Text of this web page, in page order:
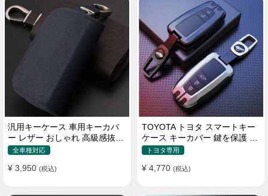
汎用キーケース 車用キーカバ
ー レザー おしゃれ 高級感抜群
ロゴオーダーメイド
全車種対応
¥ 3,950 (税込)
TOYOTA トヨタ スマートキー
ケース キーカバー 鍵を保護 汚
れ防止 滑り止め
トヨタ専用
¥ 4,770 (税込)